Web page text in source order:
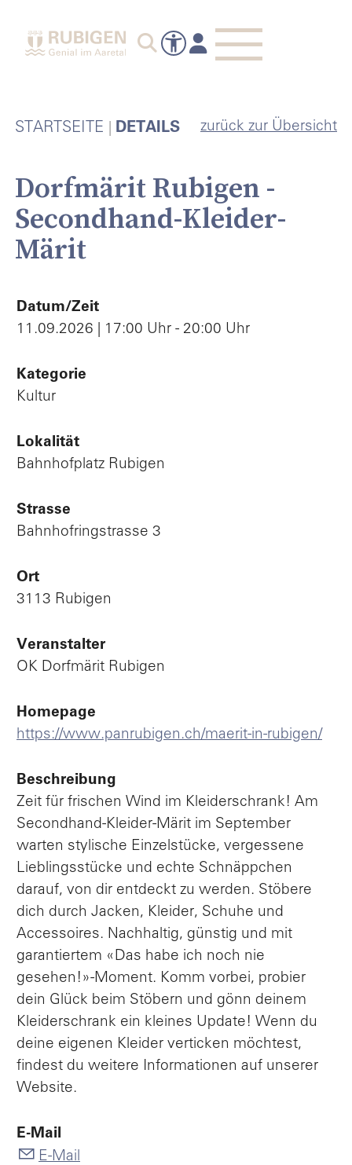
STARTSEITE DETAILS zurück zur Übersicht
Dorfmärit Rubigen -
Secondhand-Kleider-
Märit
Datum/Zeit
11.09.2026 | 17:00 Uhr - 20:00 Uhr
Kategorie
Kultur
Lokalität
Bahnhofplatz Rubigen
Strasse
Bahnhofringstrasse 3
Ort
3113 Rubigen
Veranstalter
OK Dorfmärit Rubigen
Homepage
https://www.panrubigen.ch/maerit-in-rubigen/
Beschreibung
Zeit für frischen Wind im Kleiderschrank! Am
Secondhand-Kleider-Märit im September
warten stylische Einzelstücke, vergessene
Lieblingsstücke und echte Schnäppchen
darauf, von dir entdeckt zu werden. Stöbere
dich durch Jacken, Kleider, Schuhe und
Accessoires. Nachhaltig, günstig und mit
garantiertem «Das habe ich noch nie
gesehen!»-Moment. Komm vorbei, probier
dein Glück beim Stöbern und gönn deinem
Kleiderschrank ein kleines Update! Wenn du
deine eigenen Kleider verticken möchtest,
findest du weitere Informationen auf unserer
Website.
E-Mail
E-Mail